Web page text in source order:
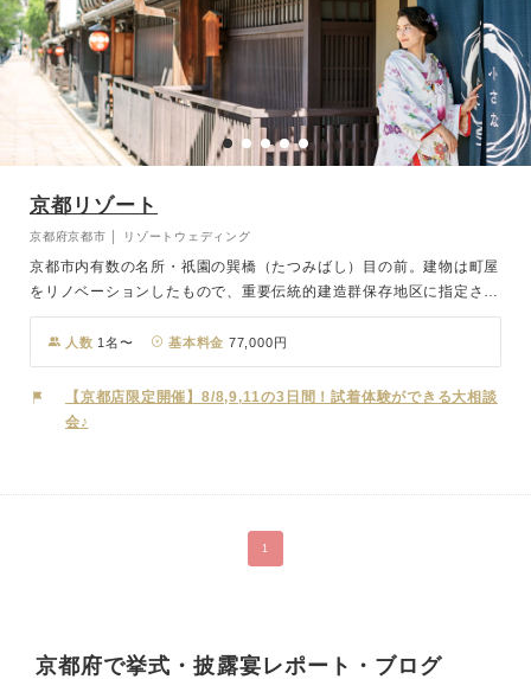
京都リゾート
京都府京都市 │ リゾートウェディング
京都市内有数の名所・祇園の巽橋（たつみばし）目の前。建物は町屋
をリノベーションしたもので、重要伝統的建造群保存地区に指定され
ている街の景観と見事に調和しており、屋外でのロケーション撮影は
絵になる写真がたくさん残せます。「祇園四条」駅から徒歩5分とア
クセスも良好。お打合せは電話やメールでも可能ですので、全国どこ
にお住まいでも安心して当日をお迎えいただけます。
人数 1名〜 基本料金 77,000円
【京都店限定開催】8/8,9,11の3日間！試着体験ができる大相談
会♪
1
京都府で挙式・披露宴レポート・ブログ